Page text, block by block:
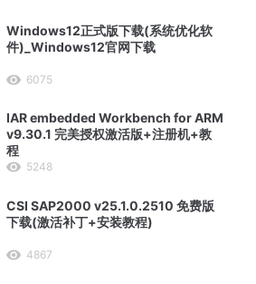
Windows12正式版下载(系统优化软
件)_Windows12官网下载
6075
IAR embedded Workbench for ARM
v9.30.1 完美授权激活版+注册机+教
程
5248
CSI SAP2000 v25.1.0.2510 免费版
下载(激活补丁+安装教程)
4867